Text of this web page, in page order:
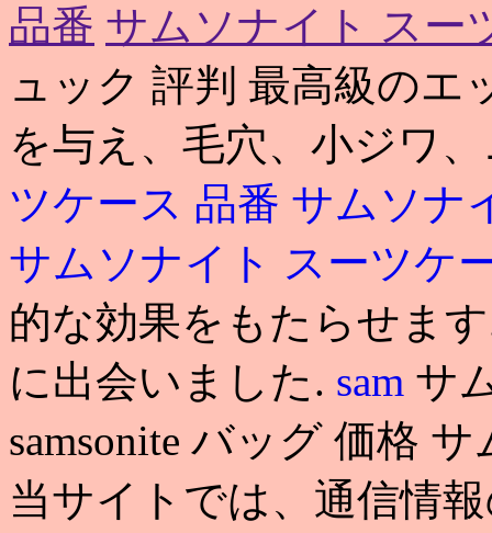
品番 サムソナイト スー
ュック 評判 最高級の
を与え、毛穴、小ジワ
ツケース 品番 サムソナ
サムソナイト スーツケ
的な効果をもたらせま
に出会いました. sam サ
samsonite バッグ 価格
当サイトでは、通信情